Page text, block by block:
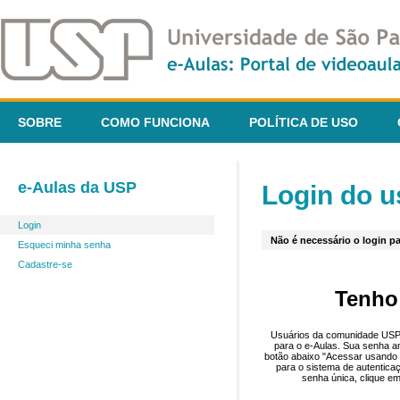
SOBRE COMO FUNCIONA POLÍTICA DE USO
e-Aulas da USP
Login
Esqueci minha senha
Cadastre-se
Login do
Não é necessário o login
Usuários da comunidade
para o e-Aulas. Sua senha
botão abaixo "Acessar
para o sistema de
senha única, clique